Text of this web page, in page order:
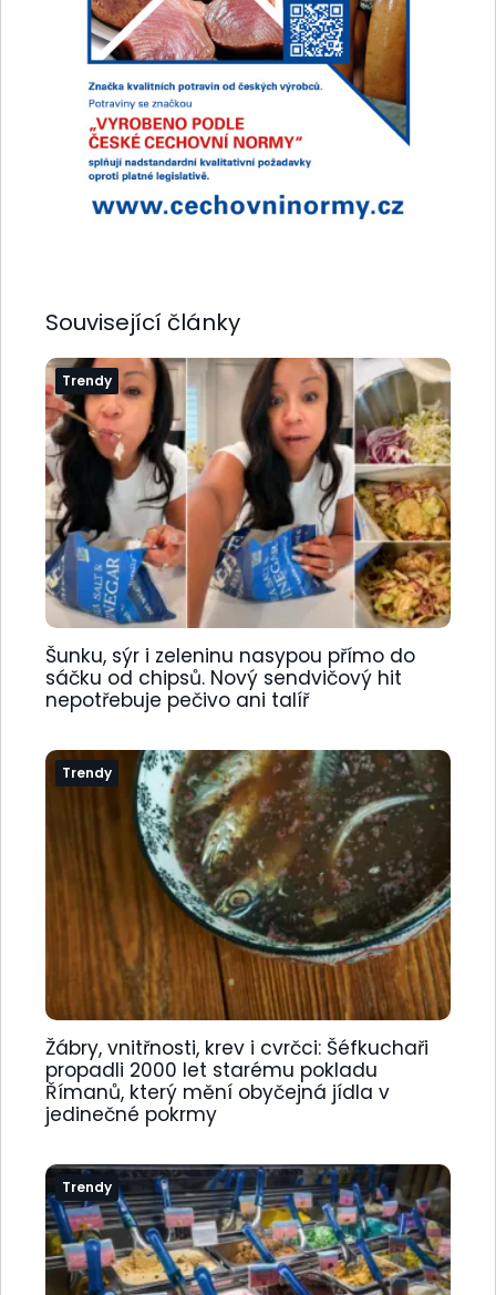
Související články
Trendy
Šunku, sýr i zeleninu nasypou přímo do
sáčku od chipsů. Nový sendvičový hit
nepotřebuje pečivo ani talíř
Trendy
Žábry, vnitřnosti, krev i cvrčci: Šéfkuchaři
propadli 2000 let starému pokladu
Římanů, který mění obyčejná jídla v
jedinečné pokrmy
Trendy